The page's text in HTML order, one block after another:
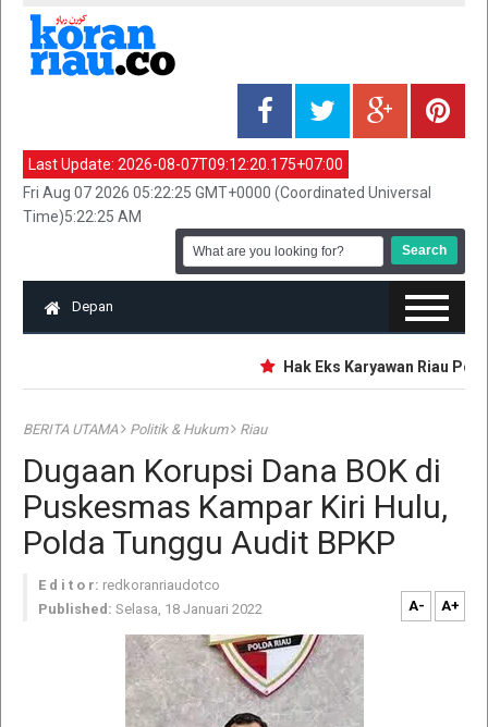
Last Update: 2026-08-07T09:12:20.175+07:00
Fri Aug 07 2026 05:22:25 GMT+0000 (Coordinated Universal
Time)5:22:25 AM
Depan
Hak Eks Karyawan Riau Pos
BERITA UTAMA Politik & Hukum Riau
Dugaan Korupsi Dana BOK di
Puskesmas Kampar Kiri Hulu,
Polda Tunggu Audit BPKP
E d i t o r: redkoranriaudotco
Published: Selasa, 18 Januari 2022 A- A+